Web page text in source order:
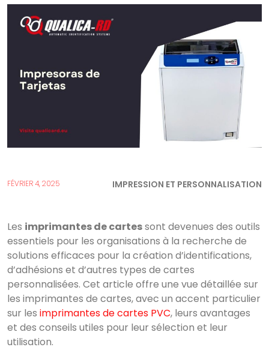
FÉVRIER 4, 2025 IMPRESSION ET PERSONNALISATION
Les imprimantes de cartessont devenues des outils
essentiels pour les organisations à la recherche de
solutions efficaces pour la création d’identifications,
d’adhésions et d’autres types de cartes
personnalisées. Cet article offre une vue détaillée sur
les imprimantes de cartes, avec un accent particulier
sur les imprimantes de cartes PVC, leurs avantages
et des conseils utiles pour leur sélection et leur
utilisation.